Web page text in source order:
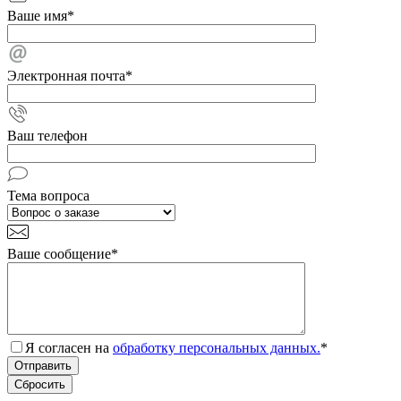
Ваше имя*
Электронная почта*
Ваш телефон
Тема вопроса
Ваше сообщение*
Я согласен на обработку персональных данных.*